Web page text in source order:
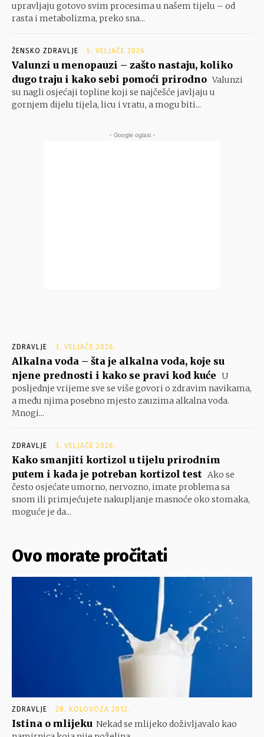
upravljaju gotovo svim procesima u našem tijelu – od
rasta i metabolizma, preko sna...
ŽENSKO ZDRAVLJE 5. VELJAČE 2026.
Valunzi u menopauzi – zašto nastaju, koliko
dugo traju i kako sebi pomoći prirodno Valunzi
su nagli osjećaji topline koji se najčešće javljaju u
gornjem dijelu tijela, licu i vratu, a mogu biti...
- Google oglasi -
ZDRAVLJE 3. VELJAČE 2026.
Alkalna voda – šta je alkalna voda, koje su
njene prednosti i kako se pravi kod kuće U
posljednje vrijeme sve se više govori o zdravim navikama,
a među njima posebno mjesto zauzima alkalna voda.
Mnogi...
ZDRAVLJE 3. VELJAČE 2026.
Kako smanjiti kortizol u tijelu prirodnim
putem i kada je potreban kortizol test Ako se
često osjećate umorno, nervozno, imate problema sa
snom ili primjećujete nakupljanje masnoće oko stomaka,
moguće je da...
Ovo morate pročitati
ZDRAVLJE 28. KOLOVOZA 2012.
Istina o mlijeku Nekad se mlijeko doživljavalo kao